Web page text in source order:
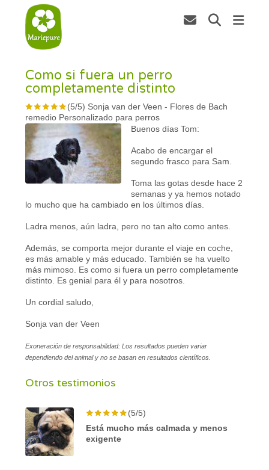
Como si fuera un perro
completamente distinto
(5/5) Sonja van der Veen - Flores de Bach
remedio Personalizado para perros
Buenos días Tom:
Acabo de encargar el
segundo frasco para Sam.
Toma las gotas desde hace 2
semanas y ya hemos notado
lo mucho que ha cambiado en los últimos días.
Ladra menos, aún ladra, pero no tan alto como antes.
Además, se comporta mejor durante el viaje en coche,
es más amable y más educado. También se ha vuelto
más mimoso. Es como si fuera un perro completamente
distinto. Es genial para él y para nosotros.
Un cordial saludo,
Sonja van der Veen
Exoneración de responsabilidad: Los resultados pueden variar
dependiendo del animal y no se basan en resultados científicos.
Otros testimonios
(5/5)
Está mucho más calmada y menos
exigente